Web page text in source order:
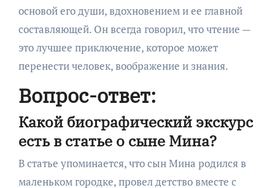
основой его души, вдохновением и ее главной
составляющей. Он всегда говорил, что чтение —
это лучшее приключение, которое может
перенести человек, воображение и знания.
Вопрос-ответ:
Какой биографический экскурс
есть в статье о сыне Мина?
В статье упоминается, что сын Мина родился в
маленьком городке, провел детство вместе с